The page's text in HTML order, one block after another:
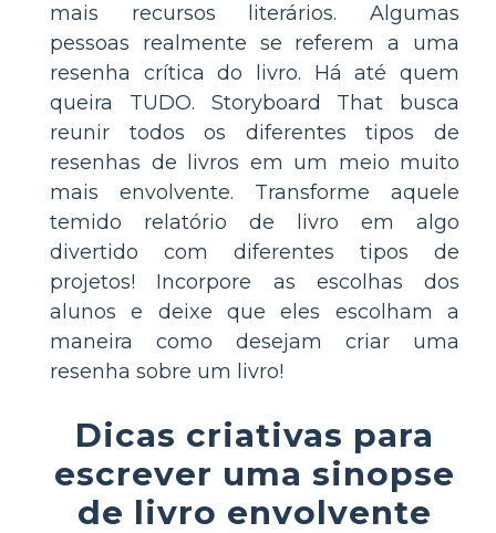
mais recursos literários. Algumas
pessoas realmente se referem a uma
resenha crítica do livro. Há até quem
queira TUDO. Storyboard That busca
reunir todos os diferentes tipos de
resenhas de livros em um meio muito
mais envolvente. Transforme aquele
temido relatório de livro em algo
divertido com diferentes tipos de
projetos! Incorpore as escolhas dos
alunos e deixe que eles escolham a
maneira como desejam criar uma
resenha sobre um livro!
Dicas criativas para
escrever uma sinopse
de livro envolvente